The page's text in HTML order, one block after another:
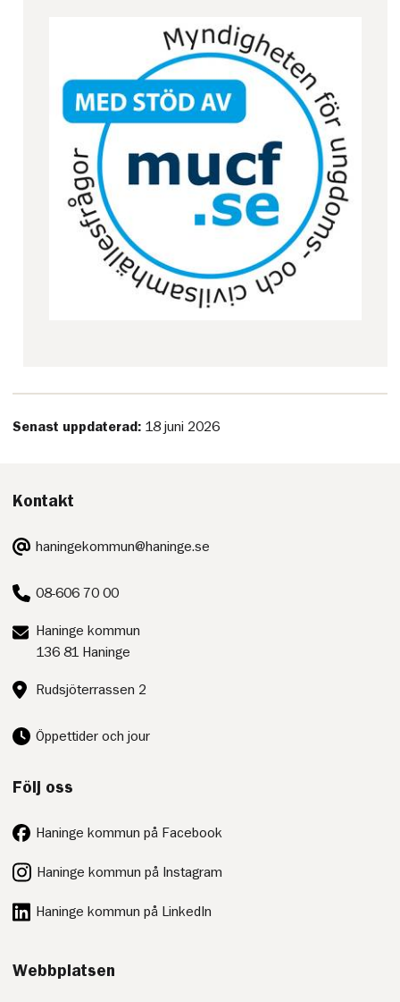
Senast uppdaterad: 18 juni 2026
Kontakt
E-
post:
haningekommun@haninge.se
Telefon:
08-606 70 00
Postadress:
Haninge kommun
136 81 Haninge
Besöksadress:
Rudsjöterrassen 2
Öppettider och jour
Följ oss
Haninge kommun på Facebook
Haninge kommun på Instagram
Haninge kommun på LinkedIn
Webbplatsen